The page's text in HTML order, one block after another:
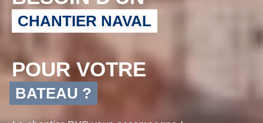
CHANTIER NAVAL
POUR VOTRE
BATEAU ?